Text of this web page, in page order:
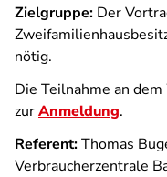
Zielgruppe: Der
nötig.
Die Teilnahme an
zurAnmeldung.
Referent:Thomas
Verbraucherzentrale